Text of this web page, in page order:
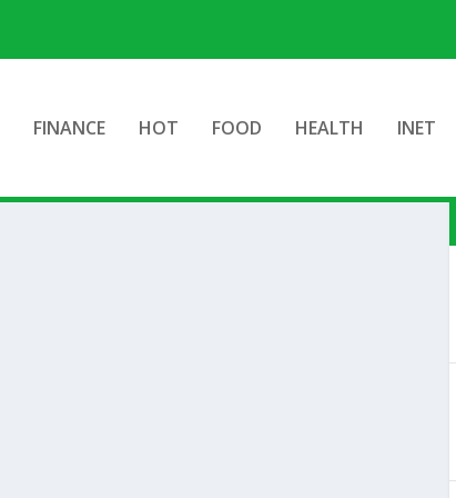
FINANCE HOT FOOD HEALTH INET